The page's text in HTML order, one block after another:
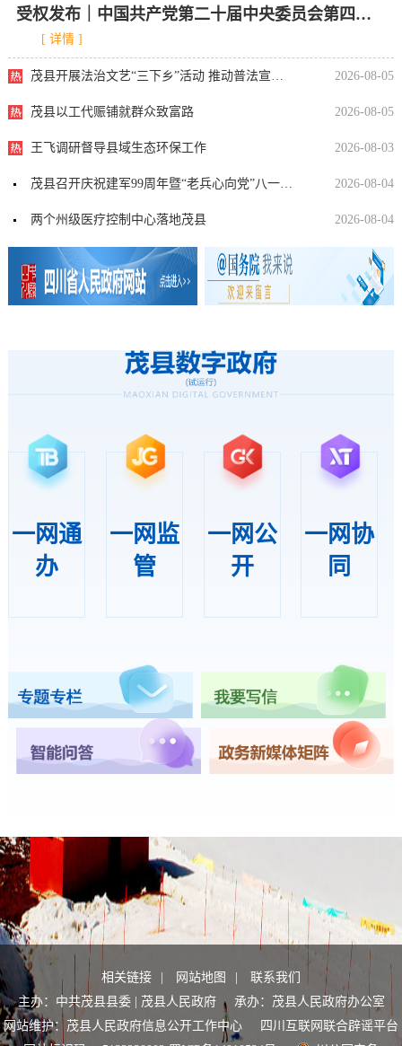
息受权发布｜中国共产党第二十届中央委员会第四次全体会议公报
[ 详情 ]
茂县开展法治文艺“三下乡”活动 推动普法宣传入民心 2026-08-05
茂县以工代赈铺就群众致富路 2026-08-05
王飞调研督导县域生态环保工作 2026-08-03
茂县召开庆祝建军99周年暨“老兵心向党”八一慰问座谈会 2026-08-04
两个州级医疗控制中心落地茂县 2026-08-04
一网通
办
一网监
管
一网公
开
一网协
同
相关链接 网站地图
联系我们
主办：中共茂县县委 | 茂县人民政府 承办：茂县人民政府办公室
网站维护：茂县人民政府信息公开工作中心
四川互联网联合辟谣平台